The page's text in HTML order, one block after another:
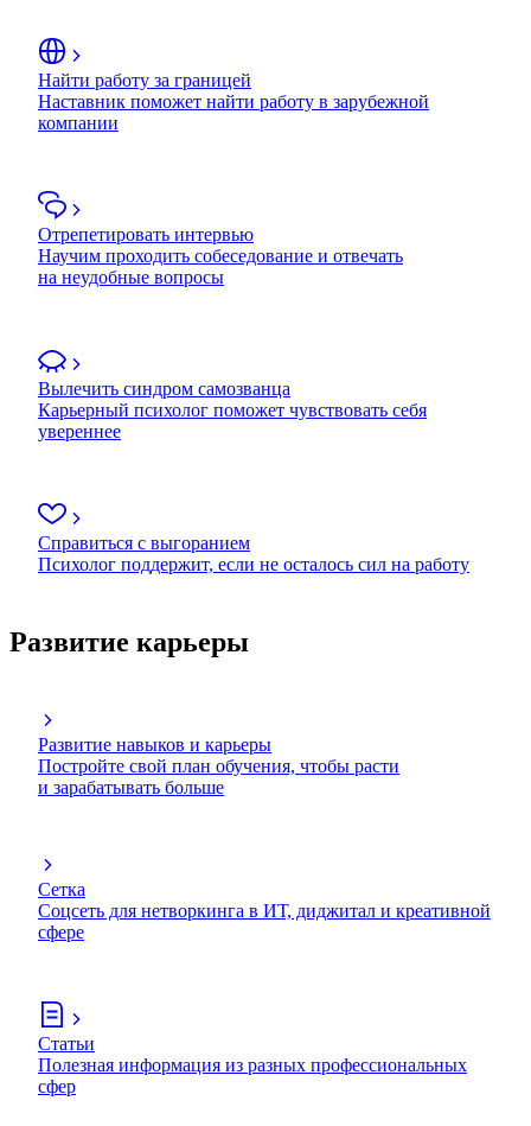
Найти работу за границей
Наставник поможет найти работу в зарубежной
компании
Отрепетировать интервью
Научим проходить собеседование и отвечать
на неудобные вопросы
Вылечить синдром самозванца
Карьерный психолог поможет чувствовать себя
увереннее
Справиться с выгоранием
Психолог поддержит, если не осталось сил на работу
Развитие карьеры
Развитие навыков и карьеры
Постройте свой план обучения, чтобы расти
и зарабатывать больше
Сетка
Соцсеть для нетворкинга в ИТ, диджитал и креативной
сфере
Статьи
Полезная информация из разных профессиональных
сфер